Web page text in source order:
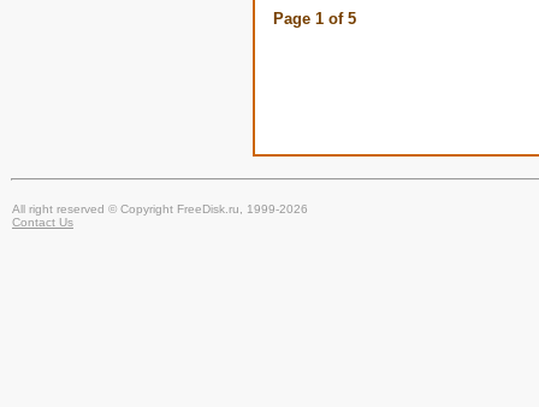
Page 1 of 5
All right reserved © Copyright FreeDisk.ru, 1999-2026
Contact Us